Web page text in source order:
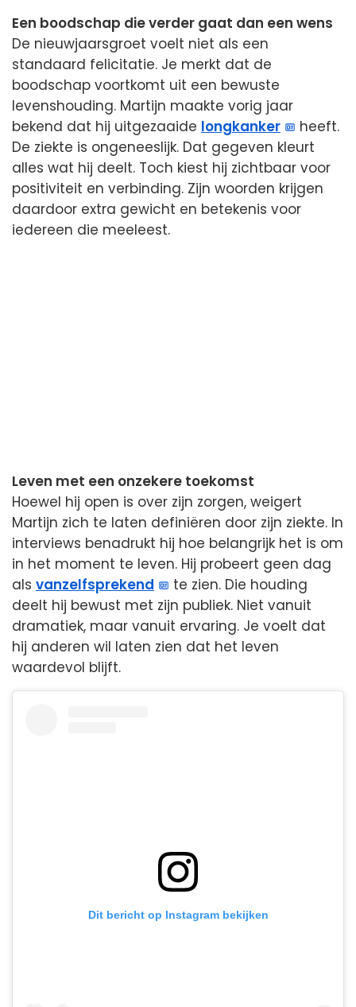
Een boodschap die verder gaat dan een wens
De nieuwjaarsgroet voelt niet als een
standaard felicitatie. Je merkt dat de
boodschap voortkomt uit een bewuste
levenshouding. Martijn maakte vorig jaar
bekend dat hij uitgezaaide longkanker
heeft.
De ziekte is ongeneeslijk. Dat gegeven kleurt
alles wat hij deelt. Toch kiest hij zichtbaar voor
positiviteit en verbinding. Zijn woorden krijgen
daardoor extra gewicht en betekenis voor
iedereen die meeleest.
Leven met een onzekere toekomst
Hoewel hij open is over zijn zorgen, weigert
Martijn zich te laten definiëren door zijn ziekte. In
interviews benadrukt hij hoe belangrijk het is om
in het moment te leven. Hij probeert geen dag
als vanzelfsprekend
te zien. Die houding
deelt hij bewust met zijn publiek. Niet vanuit
dramatiek, maar vanuit ervaring. Je voelt dat
hij anderen wil laten zien dat het leven
waardevol blijft.
Dit bericht op Instagram bekijken